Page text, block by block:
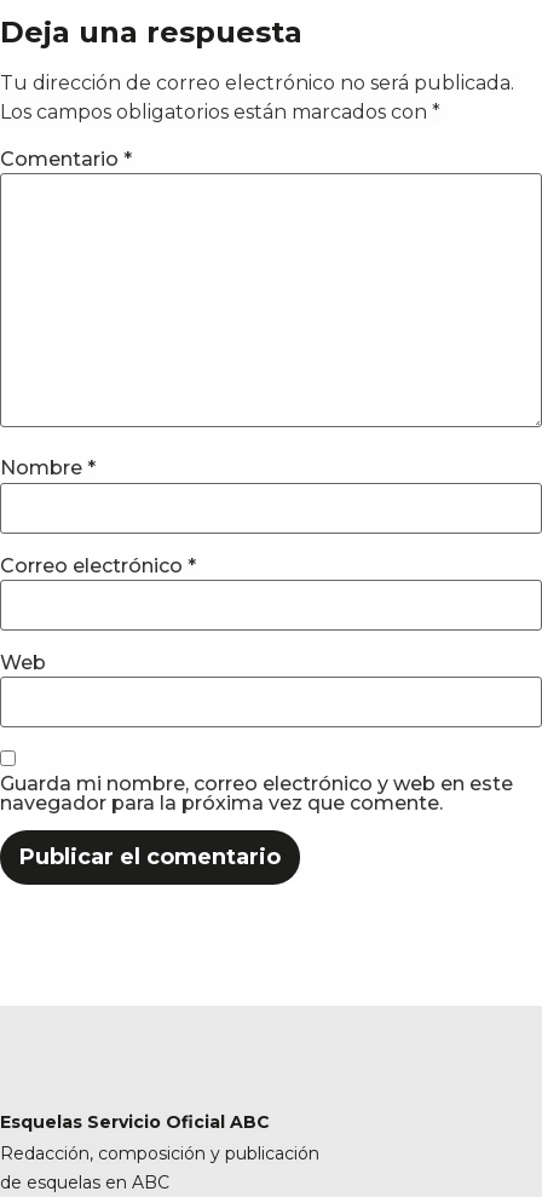
Deja una respuesta
Tu dirección de correo electrónico no será publicada.
Los campos obligatorios están marcados con *
Comentario *
Nombre *
Correo electrónico *
Web
Guarda mi nombre, correo electrónico y web en este
navegador para la próxima vez que comente.
Esquelas Servicio Oficial ABC
Redacción, composición y publicación
de esquelas en ABC